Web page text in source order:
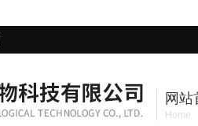
网站
Home